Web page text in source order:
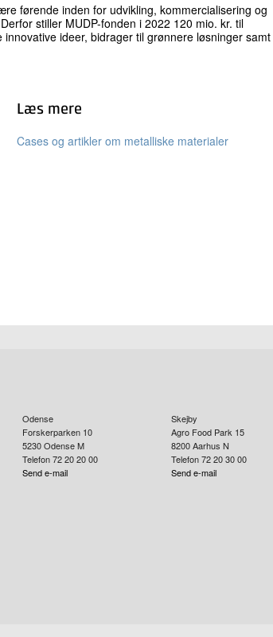
førende inden for udvikling, kommercialisering og
stiller MUDP-fonden i 2022 120 mio. kr. til
ideer, bidrager til grønnere løsninger samt
Læs mere
Cases og artikler om metalliske materialer
Odense
Forskerparken 10
5230 Odense M
Telefon 72 20 20 00
Send e-mail
Skejby
Agro Food Park 15
8200Aarhus N
Telefon 72 20 30 00
Send e-mail